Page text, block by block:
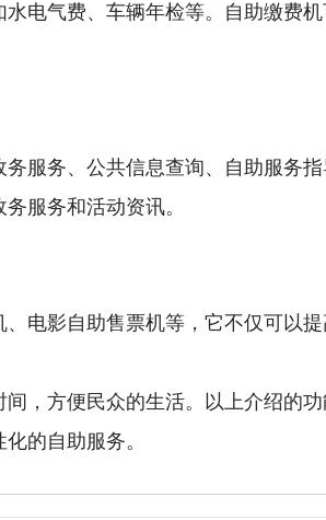
电气费、车辆年检等。自助缴费
服务、公共信息查询、自助服务
服务和活动资讯。
电影自助售票机等，它不仅可以
，方便民众的生活。以上介绍的
的自助服务。